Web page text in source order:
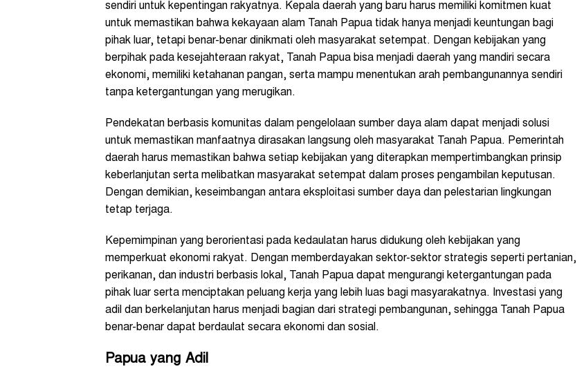
sendiri untuk kepentingan rakyatnya. Kepala daerah yang baru harus memiliki komitmen kuat
untuk memastikan bahwa kekayaan alam Tanah Papua tidak hanya menjadi keuntungan bagi
pihak luar, tetapi benar-benar dinikmati oleh masyarakat setempat. Dengan kebijakan yang
berpihak pada kesejahteraan rakyat, Tanah Papua bisa menjadi daerah yang mandiri secara
ekonomi, memiliki ketahanan pangan, serta mampu menentukan arah pembangunannya sendiri
tanpa ketergantungan yang merugikan.
Pendekatan berbasis komunitas dalam pengelolaan sumber daya alam dapat menjadi solusi
untuk memastikan manfaatnya dirasakan langsung oleh masyarakat Tanah Papua. Pemerintah
daerah harus memastikan bahwa setiap kebijakan yang diterapkan mempertimbangkan prinsip
keberlanjutan serta melibatkan masyarakat setempat dalam proses pengambilan keputusan.
Dengan demikian, keseimbangan antara eksploitasi sumber daya dan pelestarian lingkungan
tetap terjaga.
Kepemimpinan yang berorientasi pada kedaulatan harus didukung oleh kebijakan yang
memperkuat ekonomi rakyat. Dengan memberdayakan sektor-sektor strategis seperti pertanian,
perikanan, dan industri berbasis lokal, Tanah Papua dapat mengurangi ketergantungan pada
pihak luar serta menciptakan peluang kerja yang lebih luas bagi masyarakatnya. Investasi yang
adil dan berkelanjutan harus menjadi bagian dari strategi pembangunan, sehingga Tanah Papua
benar-benar dapat berdaulat secara ekonomi dan sosial.
Papua yang Adil